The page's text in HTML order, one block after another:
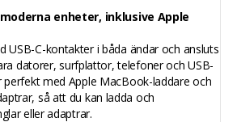
moderna enheter, inklusive Apple
USB-C-kontakter i båda ändar och ansluts
datorer, surfplattor, telefoner och USB-
perfekt med Apple MacBook-laddare och
så att du kan ladda och
eller adaptrar.